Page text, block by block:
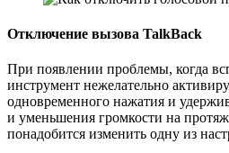
Отключение вызова TalkBack
При появлении проблемы, когда
инструмент нежелательно
одновременного нажатия и
и уменьшения громкости на
понадобится изменить одну из